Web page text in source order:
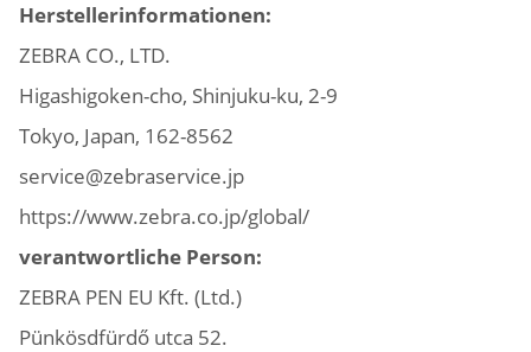
Herstellerinformationen:
ZEBRA CO., LTD.
Higashigoken-cho, Shinjuku-ku, 2-9
Tokyo, Japan, 162-8562
service@zebraservice.jp
https://www.zebra.co.jp/global/
verantwortliche Person:
ZEBRA PEN EU Kft. (Ltd.)
Pünkösdfürdő utca 52.